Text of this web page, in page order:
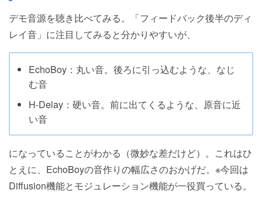
デモ音源を聴き比べてみる。「フィードバック後半のディ
レイ音」に注目してみると分かりやすいが、
EchoBoy：丸い音。後ろに引っ込むような、なじ
む音
H-Delay：硬い音。前に出てくるような、原音に近
い音
になっていることがわかる（微妙な差だけど）。これはひ
とえに、EchoBoyの音作りの幅広さのおかげだ。※今回は
Diffusion機能とモジュレーション機能が一役買っている。